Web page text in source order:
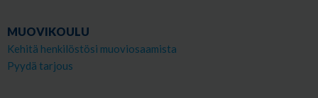
MUOVIKOULU
Kehitä henkilöstösi muoviosaamista
Pyydä tarjous